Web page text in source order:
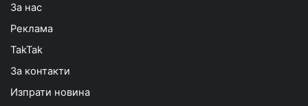
За нас
Реклама
TakTak
За контакти
Изпрати новина